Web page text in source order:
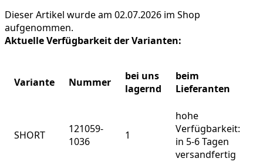
Dieser Artikel wurde am 02.07.2026 im Shop
aufgenommen.
Aktuelle Verfügbarkeit der Varianten:
Variante Nummer
bei uns
lagernd
beim
Lieferanten
SHORT
121059-
1036
1
hohe
Verfügbarkeit:
in 5-6 Tagen
versandfertig